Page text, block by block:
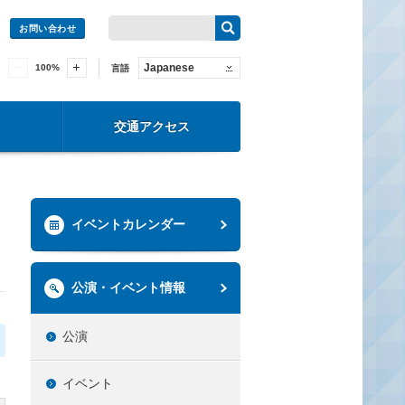
お問い合わせ
100% 言語 Japanese
交通アクセス
イベントカレンダー
公演・イベント情報
公演
イベント